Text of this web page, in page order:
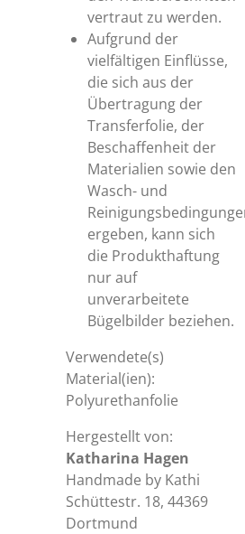
vertraut zu werden.
Aufgrund der
vielfältigen Einflüsse,
die sich aus der
Übertragung der
Transferfolie, der
Beschaffenheit der
Materialien sowie den
Wasch- und
ergeben, kann sich
die Produkthaftung
nur auf
unverarbeitete
Bügelbilder beziehen.
Verwendete(s)
Material(ien):
Polyurethanfolie
Hergestellt von:
Katharina Hagen
Handmade by Kathi
Schüttestr. 18, 44369
Dortmund